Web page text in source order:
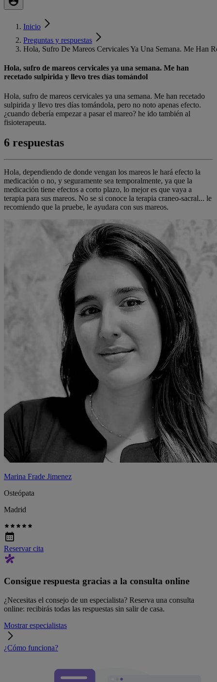
Inicio
Preguntas y respuestas
Hola, Sufro De Mareos Cervicales Ya Una Semana. Me Han
Hola, sufro de mareos cervicales ya una semana. Me han
recetado sulpirida y llevo tres días tomándol
Hola, sufro de mareos cervicales ya una semana. Me han recetado
sulpirida y llevo tres días tomándola, pero no noto apenas efecto.
¿cuando debería empezar a pasar el mareo? he ido también al
fisioterapeuta.
6 respuestas
Hola, dependiendo de donde vengan los mareos le hará efecto la
medicación o no, y seguramente sea temporalmente, ya que la
medicación tiene efectos a corto plazo, lo mejor es que vaya a
terapia para sus mareos. No se si conoce la terapia craneo-sacral... le
recomiendo que la pruebe, le ayudara con sus mareos.
Marina Frade Jimenez
Osteópata
Madrid
Reservar cita
Consigue respuesta gracias a la consulta online
¿Necesitas el consejo de un especialista? Reserva una consulta
online: recibirás todas las respuestas sin salir de casa.
Mostrar especialistas
¿Cómo funciona?